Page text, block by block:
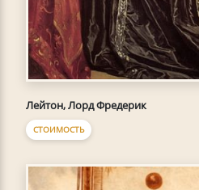
Лейтон, Лорд Фредерик
СТОИМОСТЬ